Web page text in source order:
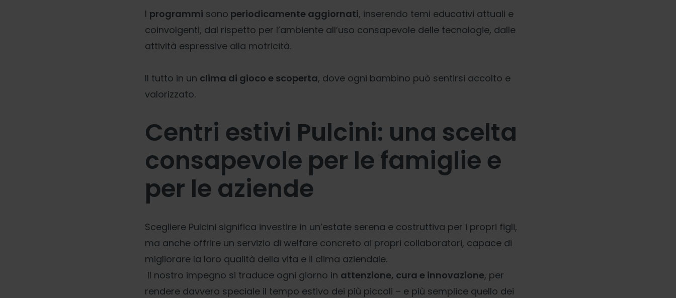
I programmi sono periodicamente aggiornati, inserendo temi educativi attuali e
coinvolgenti, dal rispetto per l’ambiente all’uso consapevole delle tecnologie, dalle
attività espressive alla motricità.
Il tutto in un clima di gioco e scoperta, dove ogni bambino può sentirsi accolto e
valorizzato.
Centri estivi Pulcini: una scelta
consapevole per le famiglie e
per le aziende
Scegliere Pulcini significa investire in un’estate serena e costruttiva per i propri figli,
ma anche offrire un servizio di welfare concreto ai propri collaboratori, capace di
migliorare la loro qualità della vita e il clima aziendale.
Il nostro impegno si traduce ogni giorno in attenzione, cura e innovazione, per
rendere davvero speciale il tempo estivo dei più piccoli – e più semplice quello dei